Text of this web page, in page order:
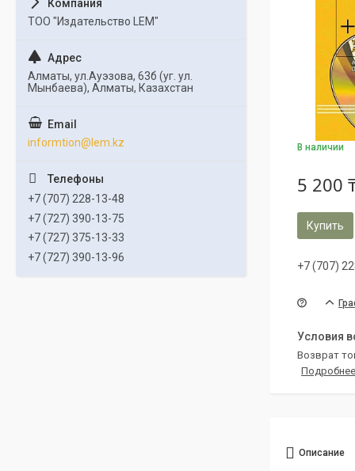
В наличии
5 200
Купить
+7 (707)
возврат
Подробнее
Описание
ТОО "Издательство LEM"
Алматы, ул.Ауэзова, 63б (уг. ул.
Мынбаева), Алматы, Казахстан
informtion@lem.kz
+7 (707) 228-13-48
+7 (727) 390-13-75
+7 (727) 375-13-33
+7 (727) 390-13-96